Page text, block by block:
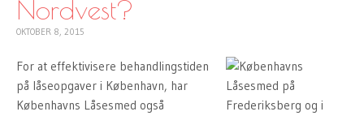
Nordvest?
OKTOBER 8, 2015
For at effektivisere behandlingstiden
på låseopgaver i København, har
Københavns Låsesmed også